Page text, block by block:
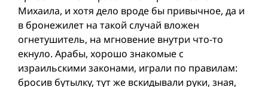
Михаила, и хотя дело вроде бы привычное, да и
в бронежилет на такой случай вложен
огнетушитель, на мгновение внутри что-то
екнуло. Арабы, хорошо знакомые с
израильскими законами, играли по правилам:
бросив бутылку, тут же вскидывали руки, зная,